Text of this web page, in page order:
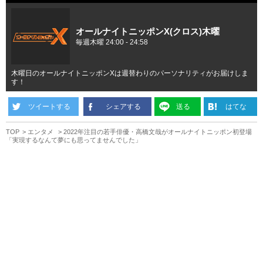
オールナイトニッポンX(クロス)木曜
毎週木曜 24:00 - 24:58
木曜日のオールナイトニッポンXは週替わりのパーソナリティがお届けしま
す！
ツイートする シェアする 送る はてな
TOP エンタメ
2022年注目の若手俳優・高橋文哉がオールナイトニッポン初登場
「実現するなんて夢にも思ってませんでした」